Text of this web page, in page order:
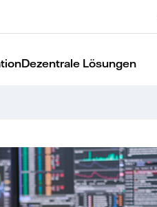
Dezentrale Lösungen